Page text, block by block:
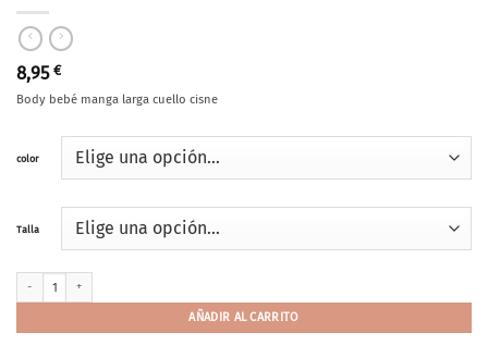
8,95 €
Body bebé manga larga cuello cisne
color
Talla
AÑADIR AL CARRITO